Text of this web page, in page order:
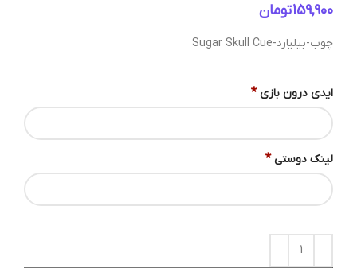
تومان
چوب-بیلیارد-Sugar Skull Cue
ایدی درون بازی *
لینک دوستی *